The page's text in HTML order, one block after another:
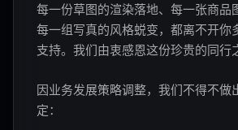
每一份草图的渲染落地、每一张商品
每一组写真的风格蜕变，都离不开你
支持。我们由衷感恩这份珍贵的同行
因业务发展策略调整，我们不得不做
定：